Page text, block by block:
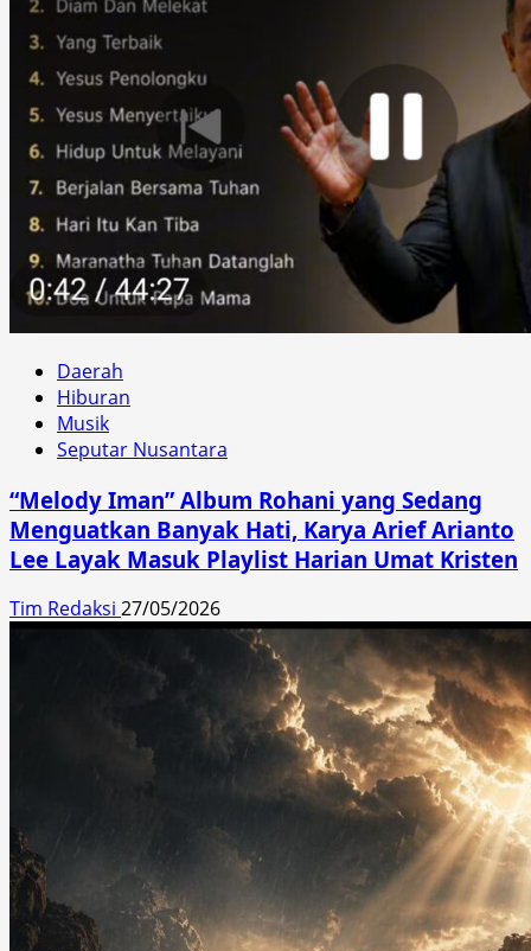
Daerah
Hiburan
Musik
Seputar Nusantara
“Melody Iman” Album Rohani yang Sedang
Menguatkan Banyak Hati, Karya Arief Arianto
Lee Layak Masuk Playlist Harian Umat Kristen
Tim Redaksi 27/05/2026